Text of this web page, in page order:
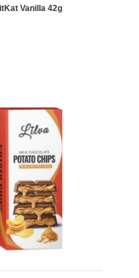
Vanilla 42g